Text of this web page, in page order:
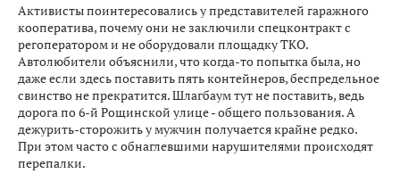
Активисты поинтересовались у представителей гаражного
кооператива, почему они не заключили спецконтракт с
регоператором и не оборудовали площадку ТКО.
Автолюбители объяснили, что когда-то попытка была, но
даже если здесь поставить пять контейнеров, беспредельное
свинство не прекратится. Шлагбаум тут не поставить, ведь
дорога по 6-й Рощинской улице - общего пользования. А
дежурить-сторожить у мужчин получается крайне редко.
При этом часто с обнаглевшими нарушителями происходят
перепалки.